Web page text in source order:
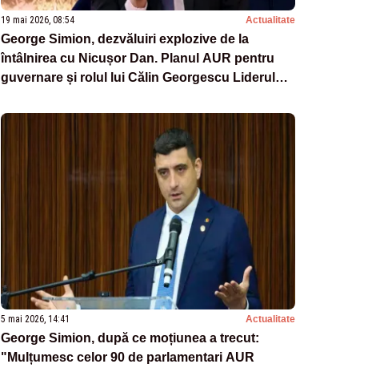
19 mai 2026, 08:54 Actualitate
George Simion, dezvăluiri explozive de la
întâlnirea cu Nicușor Dan. Planul AUR pentru
guvernare și rolul lui Călin Georgescu Liderul
Paralel”
5 mai 2026, 14:41 Actualitate
George Simion, după ce moțiunea a trecut:
"Mulțumesc celor 90 de parlamentari AUR